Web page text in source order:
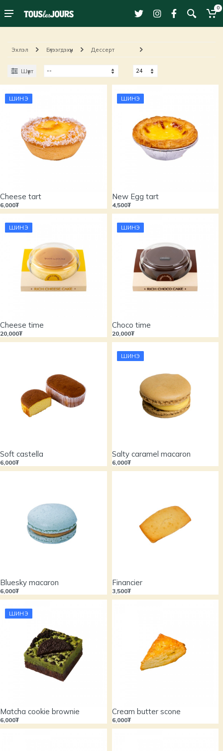
0
Эхлэл Бүтээгдэхүүн Дессерт
Шүүлт
ШИНЭ
Cheese tart
6,000₮
ШИНЭ
New Egg tart
4,500₮
ШИНЭ
Cheese time
20,000₮
ШИНЭ
Choco time
20,000₮
Soft castella
6,000₮
ШИНЭ
Salty caramel macaron
6,000₮
Bluesky macaron
6,000₮
Financier
3,500₮
ШИНЭ
Matcha cookie brownie
6,000₮
Cream butter scone
6,000₮